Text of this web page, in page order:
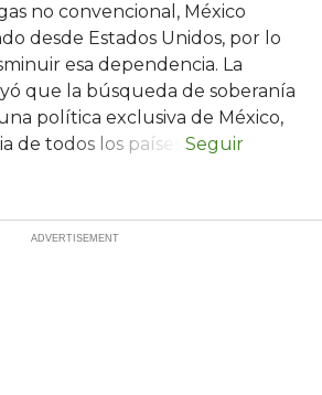
no convencional, México
desde Estados Unidos, por lo
esa dependencia. La
que la búsqueda de soberanía
política exclusiva de México,
de todos los países.